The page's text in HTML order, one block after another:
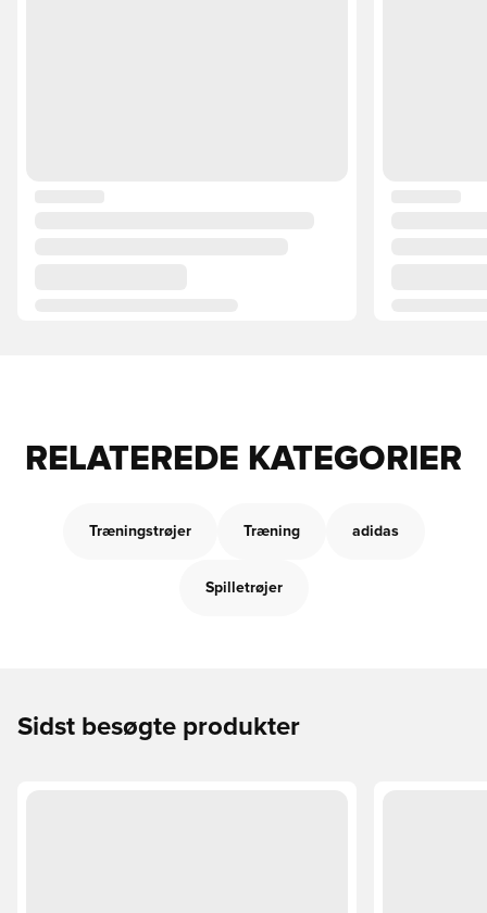
RELATEREDE KATEGORIER
Træningstrøjer Træning adidas
Spilletrøjer
Sidst besøgte produkter